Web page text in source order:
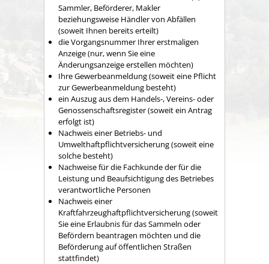
Sammler, Beförderer, Makler
beziehungsweise Händler von Abfällen
(soweit Ihnen bereits erteilt)
die Vorgangsnummer Ihrer erstmaligen
Anzeige (nur, wenn Sie eine
Änderungsanzeige erstellen möchten)
Ihre Gewerbeanmeldung (soweit eine Pflicht
zur Gewerbeanmeldung besteht)
ein Auszug aus dem Handels-, Vereins- oder
Genossenschaftsregister (soweit ein Antrag
erfolgt ist)
Nachweis einer Betriebs- und
Umwelthaftpflichtversicherung (soweit eine
solche besteht)
Nachweise für die Fachkunde der für die
Leistung und Beaufsichtigung des Betriebes
verantwortliche Personen
Nachweis einer
Kraftfahrzeughaftpflichtversicherung (soweit
Sie eine Erlaubnis für das Sammeln oder
Befördern beantragen möchten und die
Beförderung auf öffentlichen Straßen
stattfindet)